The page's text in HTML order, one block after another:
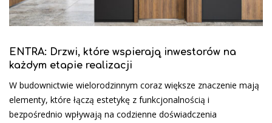
ENTRA: Drzwi, które wspierają inwestorów na
każdym etapie realizacji
W budownictwie wielorodzinnym coraz większe znaczenie mają
elementy, które łączą estetykę z funkcjonalnością i
bezpośrednio wpływają na codzienne doświadczenia